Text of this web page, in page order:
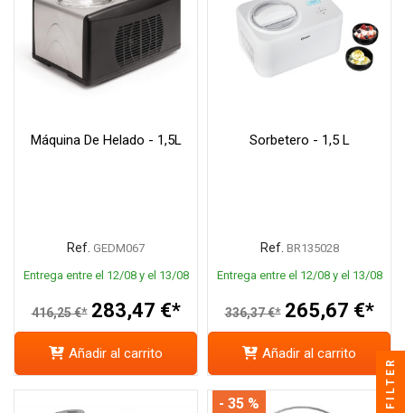
Máquina De Helado - 1,5L
Ref. GEDM067
Entrega entre el 12/08 y el 13/08
416,25 €* 283,47 €*
Añadir al carrito
Sorbetero - 1,5 L
Ref. BR135028
Entrega entre el 12/08 y el 13/08
336,37 €* 265,67 €*
Añadir al carrito
- 35 % FILTER